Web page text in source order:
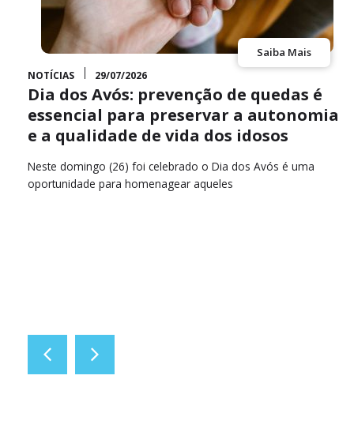
Saiba Mais
NOTÍCIAS 29/07/2026
Dia dos Avós: prevenção de quedas é
essencial para preservar a autonomia
e a qualidade de vida dos idosos
Neste domingo (26) foi celebrado o Dia dos Avós é uma
oportunidade para homenagear aqueles